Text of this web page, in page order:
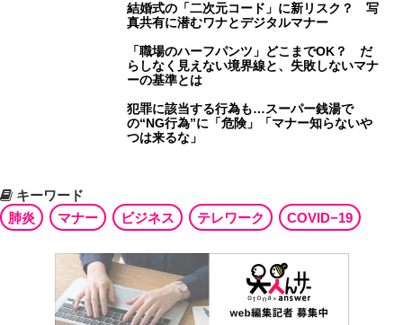
結婚式の「二次元コード」に新リスク？ 写
真共有に潜むワナとデジタルマナー
「職場のハーフパンツ」どこまでOK？ だ
らしなく見えない境界線と、失敗しないマナ
ーの基準とは
犯罪に該当する行為も…スーパー銭湯で
の“NG行為”に「危険」「マナー知らないや
つは来るな」
キーワード
肺炎
マナー ビジネス テレワーク COVID−19